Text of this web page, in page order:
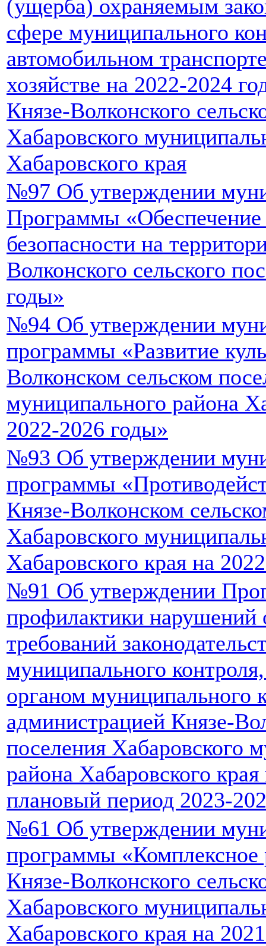
(ущерба) охраняемым
сфере муниципального
автомобильном
хозяйстве на 2022-2024
Князе-Волконского
Хабаровского
Хабаровского края
№97 Об утверждении
Программы
безопасности на
Волконского сельского
годы»
№94 Об утверждении
программы «Развитие
Волконском сельском
муниципального района
2022-2026 годы»
№93 Об утверждении
программы
Князе-Волконском
Хабаровского
Хабаровского края на
№91 Об утверждении
профилактики нарушений
требований
муниципального
органом муниципального
администрацией Князе-
поселения Хабаровского
района Хабаровского
плановый период 2023-
№61 Об утверждении
программы «Комплексное
Князе-Волконского
Хабаровского
Хабаровского края на